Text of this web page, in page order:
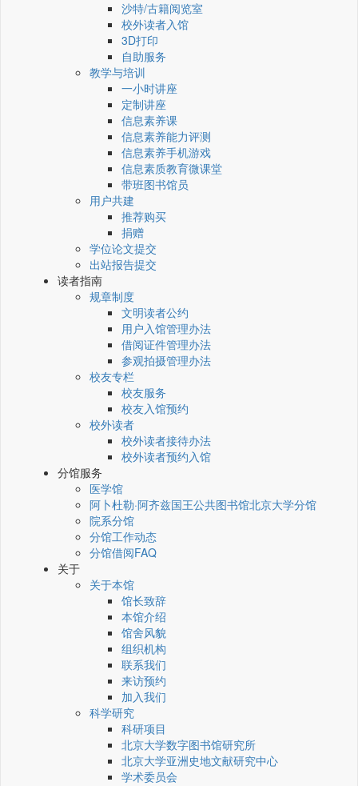
沙特/古籍阅览室
校外读者入馆
3D打印
自助服务
教学与培训
一小时讲座
定制讲座
信息素养课
信息素养能力评测
信息素养手机游戏
信息素质教育微课堂
带班图书馆员
用户共建
推荐购买
捐赠
学位论文提交
出站报告提交
读者指南
规章制度
文明读者公约
用户入馆管理办法
借阅证件管理办法
参观拍摄管理办法
校友专栏
校友服务
校友入馆预约
校外读者
校外读者接待办法
校外读者预约入馆
分馆服务
医学馆
阿卜杜勒·阿齐兹国王公共图书馆北京大学分馆
院系分馆
分馆工作动态
分馆借阅FAQ
关于
关于本馆
馆长致辞
本馆介绍
馆舍风貌
组织机构
联系我们
来访预约
加入我们
科学研究
科研项目
北京大学数字图书馆研究所
北京大学亚洲史地文献研究中心
学术委员会